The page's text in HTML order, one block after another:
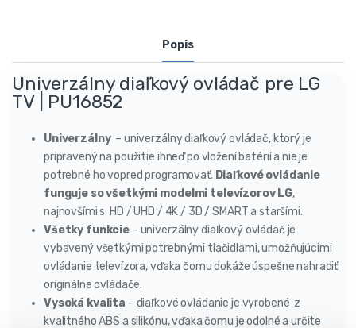
Popis
Univerzálny diaľkový ovládač pre LG
TV | PU16852
Univerzálny– univerzálny diaľkový ovládač, ktorý je
pripravený na použitie ihneď po vložení batérií a nie je
potrebné ho vopred programovať. Diaľkové ovládanie
funguje so všetkými modelmi televízorov LG,
najnovšími s HD / UHD / 4K / 3D / SMART a staršími.
Všetky funkcie – univerzálny diaľkový ovládač je
vybavený všetkými potrebnými tlačidlami, umožňujúcimi
ovládanie televízora, vďaka čomu dokáže úspešne nahradiť
originálne ovládače.
Vysoká kvalita – diaľkové ovládanie je vyrobené z
kvalitného ABS a silikónu, vďaka čomu je odolné a určite